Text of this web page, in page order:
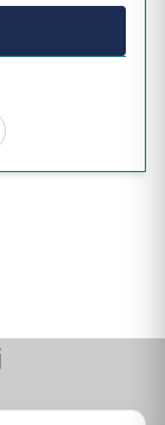
link